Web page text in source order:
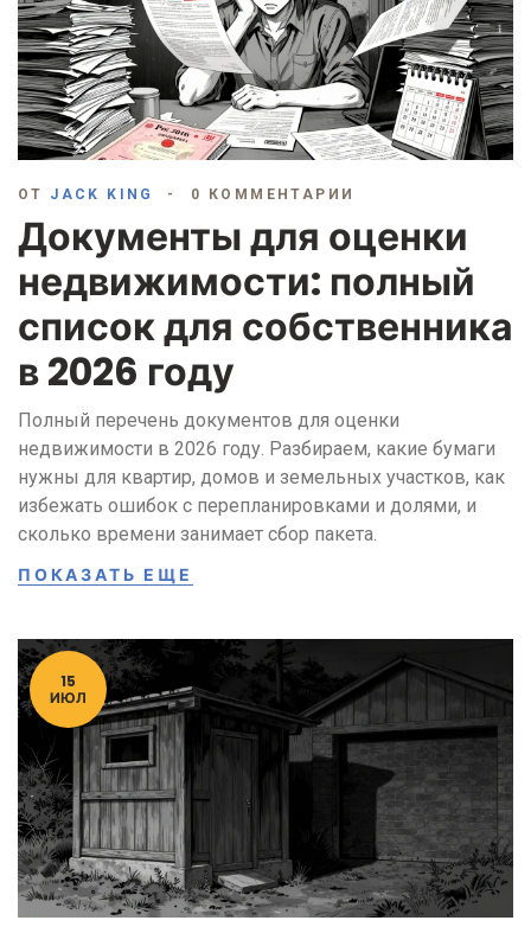
ОТ JACK KING 0 КОММЕНТАРИИ
Документы для оценки
недвижимости: полный
список для собственника
в 2026 году
Полный перечень документов для оценки
недвижимости в 2026 году. Разбираем, какие бумаги
нужны для квартир, домов и земельных участков, как
избежать ошибок с перепланировками и долями, и
сколько времени занимает сбор пакета.
ПОКАЗАТЬ ЕЩЕ
15
ИЮЛ